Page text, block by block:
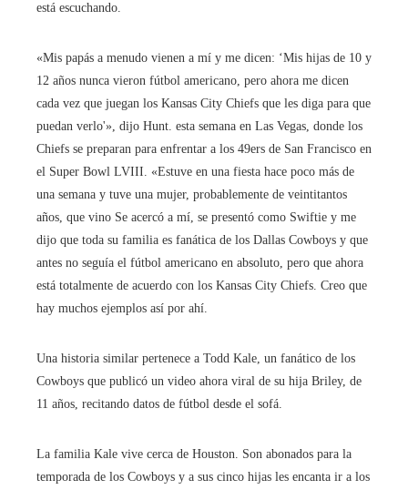
está escuchando.
«Mis papás a menudo vienen a mí y me dicen: ‘Mis hijas de 10 y
12 años nunca vieron fútbol americano, pero ahora me dicen
cada vez que juegan los Kansas City Chiefs que les diga para que
puedan verlo'», dijo Hunt. esta semana en Las Vegas, donde los
Chiefs se preparan para enfrentar a los 49ers de San Francisco en
el Super Bowl LVIII. «Estuve en una fiesta hace poco más de
una semana y tuve una mujer, probablemente de veintitantos
años, que vino Se acercó a mí, se presentó como Swiftie y me
dijo que toda su familia es fanática de los Dallas Cowboys y que
antes no seguía el fútbol americano en absoluto, pero que ahora
está totalmente de acuerdo con los Kansas City Chiefs. Creo que
hay muchos ejemplos así por ahí.
Una historia similar pertenece a Todd Kale, un fanático de los
Cowboys que publicó un video ahora viral de su hija Briley, de
11 años, recitando datos de fútbol desde el sofá.
La familia Kale vive cerca de Houston. Son abonados para la
temporada de los Cowboys y a sus cinco hijas les encanta ir a los